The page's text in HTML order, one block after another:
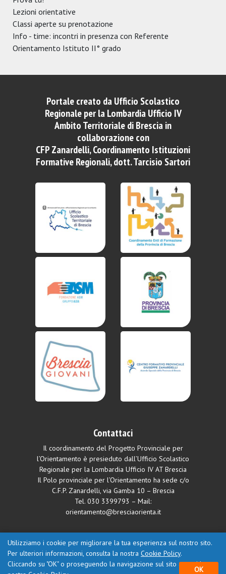
Lezioni orientative
Classi aperte su prenotazione
Info - time: incontri in presenza con Referente
Orientamento Istituto II° grado
Portale creato da Ufficio Scolastico
Regionale per la Lombardia Ufficio IV
Ambito Territoriale di Brescia in
collaborazione con
CFP Zanardelli, Coordinamento Istituzioni
Formative Regionali, dott. Tarcisio Sartori
Contattaci
Il coordinamento del Progetto Provinciale per
l’Orientamento è presieduto dall’Ufficio Scolastico
Regionale per la Lombardia Ufficio IV AT Brescia
Il Polo provinciale per l’Orientamento ha sede c/o
C.F.P. Zanardelli, via Gamba 10 – Brescia
Tel. 030 3399793 – Mail:
orientamento@bresciaorienta.it
© Centro Formativo Provinciale “Giuseppe Zanardelli” – Azienda Speciale
della Provincia di Brescia c.f. / p.I.V.A. 02481950984 | Privacy Policy|
Cookie Policy
P-Soft Web Agency
Utilizziamo i cookie per migliorare la tua esperienza sul nostro sito.
Per ulteriori informazioni, consulta la nostra Cookie Policy.
Cliccando su "OK" o proseguendo la navigazione sul sito accetti la
OK